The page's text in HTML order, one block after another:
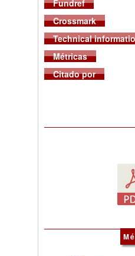
Fundref
Crossmark
Technical
Métricas
Citado por